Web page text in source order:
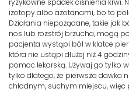
ryzykowne spadek ciśnienia krwi.
izotopy albo azotanami, bo to
Działania niepożądane, takie jak
nos lub rozstrój brzucha, mogą
pacjenta wystąpi ból w klatce
która nie ustąpi dłużej niż 4
pomoc lekarską. Używaj go tylko
tylko dlatego, że pierwsza dawka
chłodnym, suchym miejscu,